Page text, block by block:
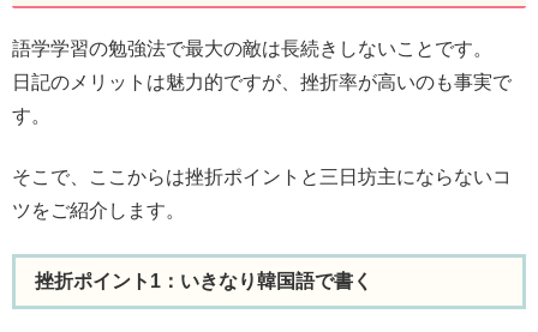
語学学習の勉強法で最大の敵は長続きしないことです。
日記のメリットは魅力的ですが、挫折率が高いのも事実で
す。
そこで、ここからは挫折ポイントと三日坊主にならないコ
ツをご紹介します。
挫折ポイント1：いきなり韓国語で書く